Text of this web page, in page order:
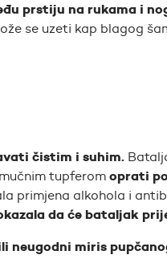
prstiju na rukama i
se uzeti kap blagog
čistim i suhim.
tupferom oprati
primjena alkohola i
da će bataljak
neugodni miris